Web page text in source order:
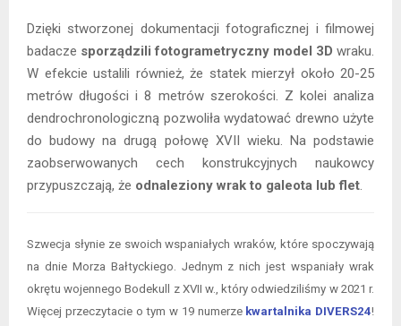
Dzięki stworzonej dokumentacji fotograficznej i filmowej
badacze sporządzili fotogrametryczny model 3D wraku.
W efekcie ustalili również, że statek mierzył około 20-25
metrów długości i 8 metrów szerokości. Z kolei analiza
dendrochronologiczną pozwoliła wydatować drewno użyte
do budowy na drugą połowę XVII wieku. Na podstawie
zaobserwowanych cech konstrukcyjnych naukowcy
przypuszczają, że odnaleziony wrak to galeota lub flet.
Szwecja słynie ze swoich wspaniałych wraków, które spoczywają
na dnie Morza Bałtyckiego. Jednym z nich jest wspaniały wrak
okrętu wojennego Bodekull z XVII w., który odwiedziliśmy w 2021 r.
Więcej przeczytacie o tym w 19 numerze kwartalnika DIVERS24!